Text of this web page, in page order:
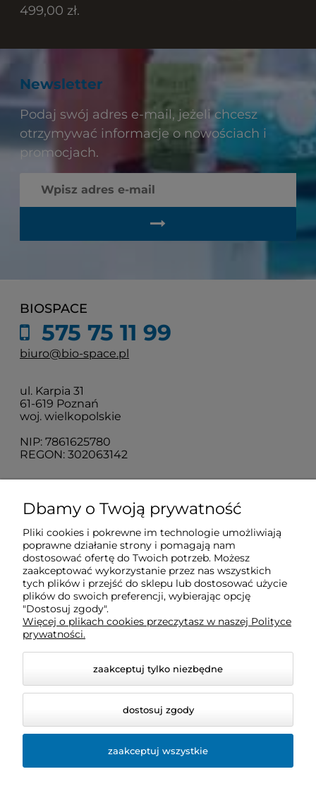
499,00 zł.
Newsletter
Podaj swój adres e-mail, jeżeli chcesz
otrzymywać informacje o nowościach i
promocjach.
BIOSPACE
575 75 11 99
biuro@bio-space.pl
ul. Karpia 31
61-619 Poznań
woj. wielkopolskie
NIP: 7861625780
REGON: 302063142
O nas
Obsługa klienta
Pomoc
Moje konto
© 2026 sklep.bio-space.pl. Wszelkie prawa zastrzeżone.
Dbamy o Twoją prywatność
Pliki cookies i pokrewne im technologie umożliwiają
poprawne działanie strony i pomagają nam
dostosować ofertę do Twoich potrzeb. Możesz
zaakceptować wykorzystanie przez nas wszystkich
tych plików i przejść do sklepu lub dostosować użycie
plików do swoich preferencji, wybierając opcję
"Dostosuj zgody".
Więcej o plikach cookies przeczytasz w naszej Polityce
prywatności.
zaakceptuj tylko niezbędne
dostosuj zgody
zaakceptuj wszystkie